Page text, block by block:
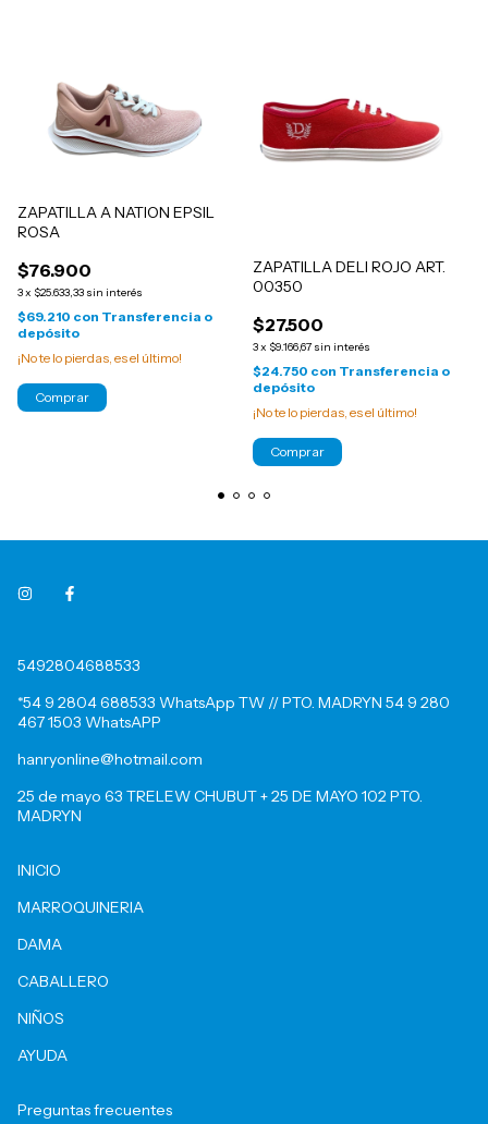
ZAPATILLA A NATION EPSIL
ROSA
$76.900
3x $25.633,33 sin interés
$69.210 con Transferencia o
depósito
¡No te lo pierdas, es el último!
Comprar
ZAPATILLA DELI ROJO ART.
00350
$27.500
3x $9.166,67 sin interés
$24.750 con Transferencia o
depósito
¡No te lo pierdas, es el último!
Comprar
5492804688533
*54 9 2804 688533 WhatsApp TW // PTO. MADRYN 54 9 280
467 1503 WhatsAPP
hanryonline@hotmail.com
25 de mayo 63 TRELEW CHUBUT + 25 DE MAYO 102 PTO.
MADRYN
INICIO
MARROQUINERIA
DAMA
CABALLERO
NIÑOS
AYUDA
Preguntas frecuentes